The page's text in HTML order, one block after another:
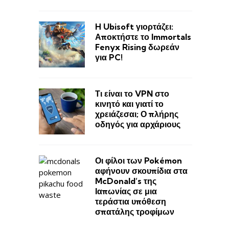
H Ubisoft γιορτάζει:
Αποκτήστε το Immortals
Fenyx Rising δωρεάν
για PC!
Τι είναι το VPN στο
κινητό και γιατί το
χρειάζεσαι; Ο πλήρης
οδηγός για αρχάριους
Οι φίλοι των Pokémon
αφήνουν σκουπίδια στα
McDonald’s της
Ιαπωνίας σε μια
τεράστια υπόθεση
σπατάλης τροφίμων